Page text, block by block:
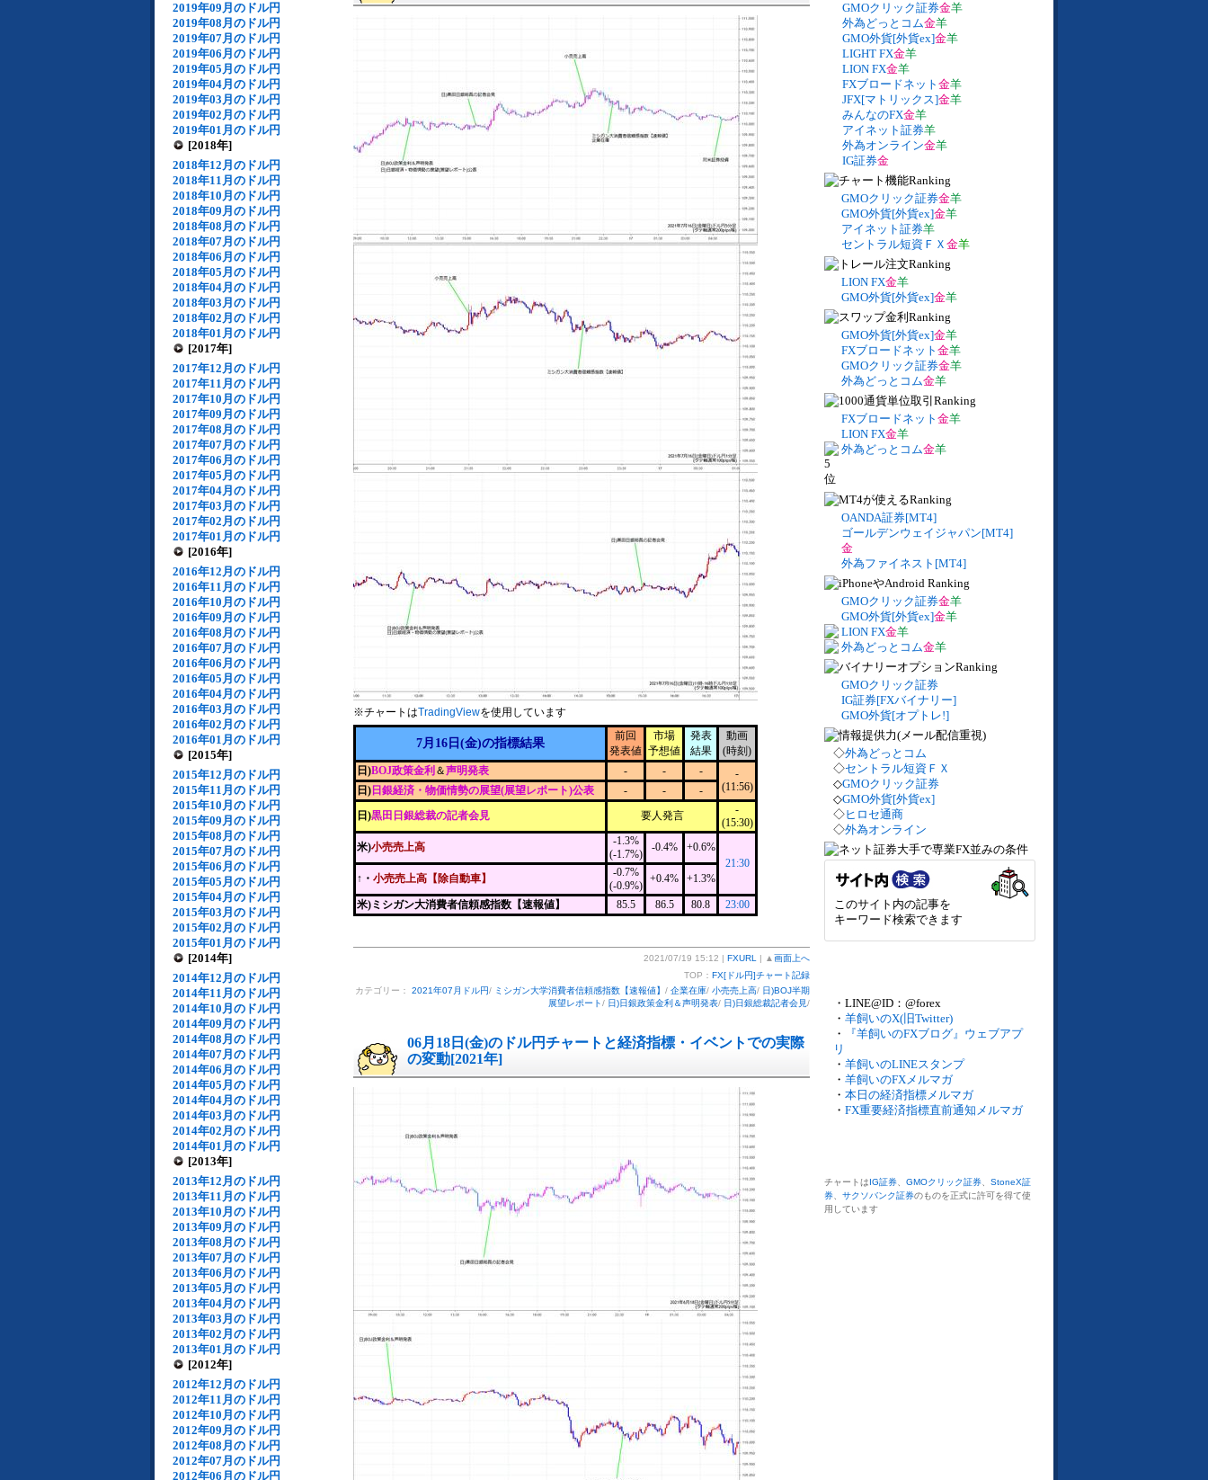
2019年09月のドル円
2019年08月のドル円
2019年07月のドル円
2019年06月のドル円
2019年05月のドル円
2019年04月のドル円
2019年03月のドル円
2019年02月のドル円
2019年01月のドル円
[2018年]
2018年12月のドル円
2018年11月のドル円
2018年10月のドル円
2018年09月のドル円
2018年08月のドル円
2018年07月のドル円
2018年06月のドル円
2018年05月のドル円
2018年04月のドル円
2018年03月のドル円
2018年02月のドル円
2018年01月のドル円
[2017年]
2017年12月のドル円
2017年11月のドル円
2017年10月のドル円
2017年09月のドル円
2017年08月のドル円
2017年07月のドル円
2017年06月のドル円
2017年05月のドル円
2017年04月のドル円
2017年03月のドル円
2017年02月のドル円
2017年01月のドル円
[2016年]
2016年12月のドル円
2016年11月のドル円
2016年10月のドル円
2016年09月のドル円
2016年08月のドル円
2016年07月のドル円
2016年06月のドル円
2016年05月のドル円
2016年04月のドル円
2016年03月のドル円
2016年02月のドル円
2016年01月のドル円
[2015年]
2015年12月のドル円
2015年11月のドル円
2015年10月のドル円
2015年09月のドル円
2015年08月のドル円
2015年07月のドル円
2015年06月のドル円
2015年05月のドル円
2015年04月のドル円
2015年03月のドル円
2015年02月のドル円
2015年01月のドル円
[2014年]
2014年12月のドル円
2014年11月のドル円
2014年10月のドル円
2014年09月のドル円
2014年08月のドル円
2014年07月のドル円
2014年06月のドル円
2014年05月のドル円
2014年04月のドル円
2014年03月のドル円
2014年02月のドル円
2014年01月のドル円
[2013年]
2013年12月のドル円
2013年11月のドル円
2013年10月のドル円
2013年09月のドル円
2013年08月のドル円
2013年07月のドル円
2013年06月のドル円
2013年05月のドル円
2013年04月のドル円
2013年03月のドル円
2013年02月のドル円
2013年01月のドル円
[2012年]
2012年12月のドル円
2012年11月のドル円
2012年10月のドル円
2012年09月のドル円
2012年08月のドル円
2012年07月のドル円
2012年06月のドル円
※チャートはTradingViewを使用しています
7月16日(金)の指標結果
前回
発表値
市場
予想値
発表
結果
動画
(時刻)
日)BOJ政策金利 ＆声明発表 - - -
-
(11:56)
日) 日銀経済・物価情勢の展望(展望レポート)公表 - -
-
日)黒田日銀総裁の記者会見 要人発言
-
(15:30)
米)小売売上高
-1.3%
(-1.7%)
-0.4%
+0.6%
21:30
↑・ 小売売上高【除自動車】
-0.7%
(-0.9%)
+0.4% +1.3%
米)ミシガン大消費者信頼感指数【速報値】 85.5 86.5 80.8 23:00
2021/07/19 15:12 | FXURL | ▲ 画面上へ
TOP： FX[ドル円]チャート記録
カテゴリー： 2021年07月ドル円/ ミシガン大学消費者信頼感指数【速報値】 / 企業在庫/ 小売売上高/ 日)BOJ半期
展望レポート/ 日)日銀政策金利＆声明発表/ 日)日銀総裁記者会見/
06月18日(金)のドル円チャートと経済指標・イベントでの実際
の変動[2021年]
GMOクリック証券金羊
外為どっとコム金羊
GMO外貨[外貨ex]金羊
LIGHT FX金羊
LION FX金羊
FXブロードネット 金羊
JFX[マトリックス]金羊
みんなのFX金羊
アイネット証券羊
外為オンライン金羊
IG証券金
GMOクリック証券金羊
GMO外貨[外貨ex]金羊
アイネット証券羊
セントラル短資ＦＸ 金羊
LION FX金羊
GMO外貨[外貨ex]金羊
GMO外貨[外貨ex]金羊
FXブロードネット 金羊
GMOクリック証券金羊
外為どっとコム金羊
FXブロードネット 金羊
LION FX金羊
外為どっとコム金羊
OANDA証券[MT4]
ゴールデンウェイジャパン[MT4]
金
外為ファイネスト[MT4]
GMOクリック証券金羊
GMO外貨[外貨ex]金羊
LION FX金羊
外為どっとコム金羊
GMOクリック証券
IG証券[FXバイナリー]
GMO外貨[オプトレ!]
◇外為どっとコム
◇セントラル短資ＦＸ
◇GMOクリック証券
◇GMO外貨[外貨ex]
◇ヒロセ通商
◇外為オンライン
このサイト内の記事を
キーワード検索できます
・LINE@ID：@forex
・ 羊飼いのX(旧Twitter)
・
『羊飼いのFXブログ』ウェブアプ
リ
・ 羊飼いのLINEスタンプ
・ 羊飼いのFXメルマガ
・ 本日の経済指標メルマガ
・ FX重要経済指標直前通知メルマガ
チャートはIG証券 GMOクリック証券
StoneX証
券
サクソバンク証券のものを正式に許可を得て使
用しています